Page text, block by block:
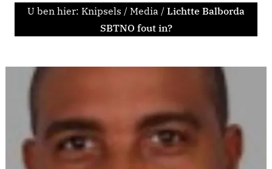
U ben hier: Knipsels / Media / Lichtte Balborda
SBTNO fout in?